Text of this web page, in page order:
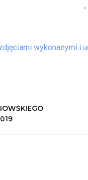
wykonanymi i